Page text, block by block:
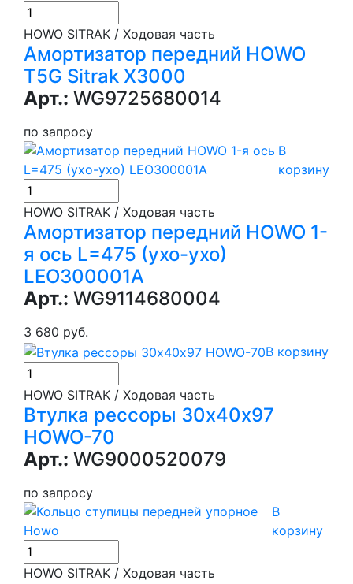
HOWO SITRAK / Ходовая часть
Амортизатор передний HOWO
T5G Sitrak X3000
Арт.: WG9725680014
по запросу
В
корзину
HOWO SITRAK / Ходовая часть
Амортизатор передний HOWO 1-
я ось L=475 (ухо-ухо)
LEO300001A
Арт.: WG9114680004
3 680 руб.
В корзину
HOWO SITRAK / Ходовая часть
Втулка рессоры 30х40х97
HOWO-70
Арт.: WG9000520079
по запросу
В
корзину
HOWO SITRAK / Ходовая часть